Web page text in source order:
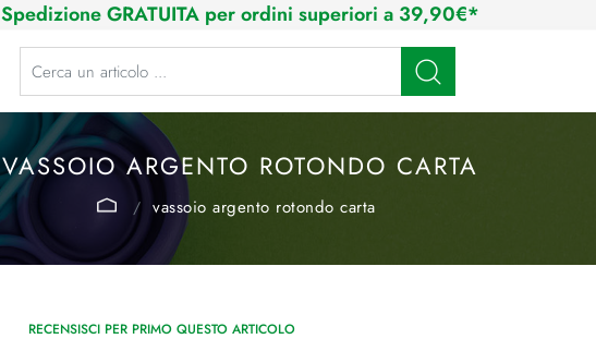
Spedizione GRATUITA per ordini superiori a 39,90€*
La modifica di un filtro aggiorna automaticamente gli altri filtri disponibili.
VASSOIO ARGENTO ROTONDO CARTA
vassoio argento rotondo carta
RECENSISCI PER PRIMO QUESTO ARTICOLO